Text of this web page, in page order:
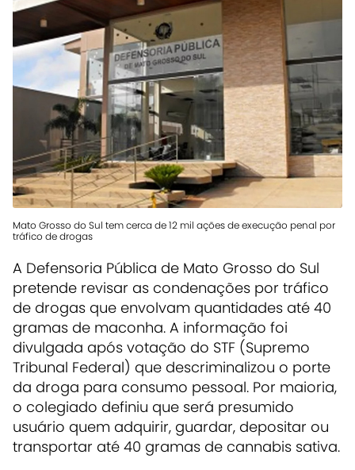
Mato Grosso do Sul tem cerca de 12 mil ações de execução penal por
tráfico de drogas
A Defensoria Pública de Mato Grosso do Sul
pretende revisar as condenações por tráfico
de drogas que envolvam quantidades até 40
gramas de maconha. A informação foi
divulgada após votação do STF (Supremo
Tribunal Federal) que descriminalizou o porte
da droga para consumo pessoal. Por maioria,
o colegiado definiu que será presumido
usuário quem adquirir, guardar, depositar ou
transportar até 40 gramas de cannabis sativa.